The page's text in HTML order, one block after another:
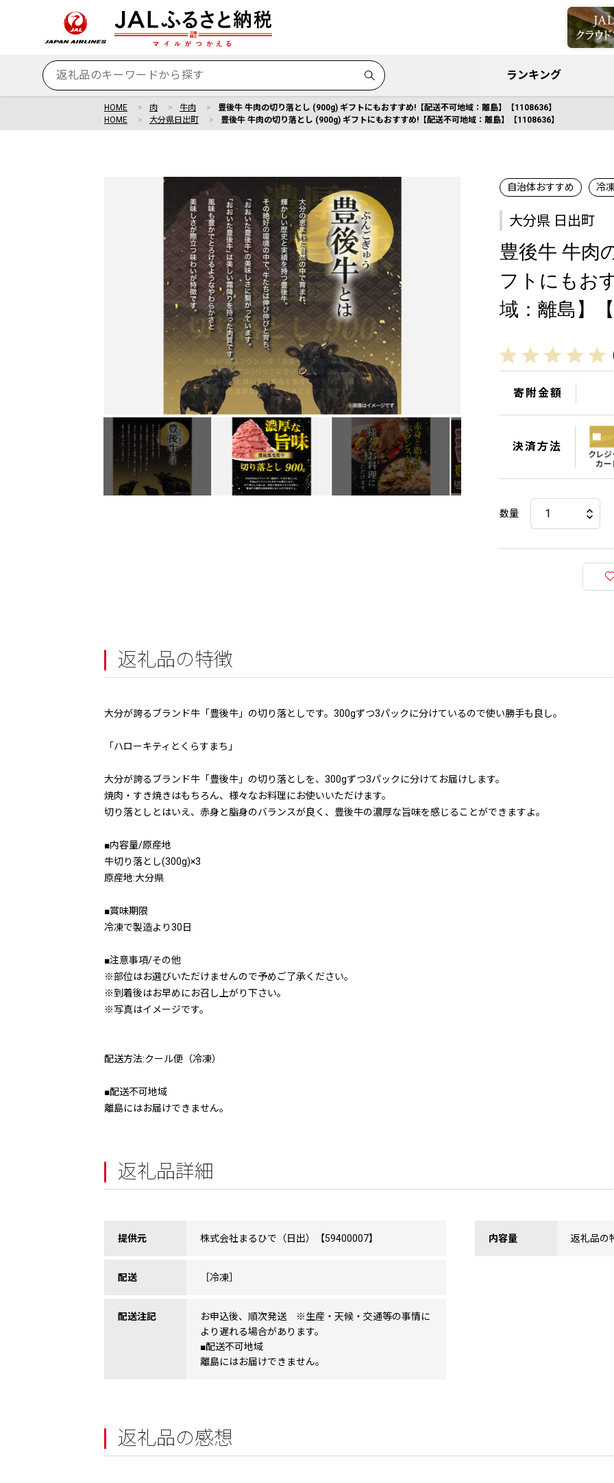
ランキング
HOME 肉 牛肉
豊後牛 牛肉の切り落とし (900g) ギフトにもおすすめ!【配送不可地域：離島】【1108636】
HOME
大分県日出町 豊後牛 牛肉の切り落とし (900g) ギフトにもおすすめ!【配送不可地域：離島】【1108636】
自治体おすすめ 冷
大分県 日出町
豊後牛 牛肉
フトにもお
域：離島】【
寄附金額
決済方法
数量
返礼品の特徴
大分が誇るブランド牛「豊後牛」の切り落としです。300gずつ3パックに分けているので使い勝手も良し。
「ハローキティとくらすまち」
大分が誇るブランド牛「豊後牛」の切り落としを、300gずつ3パックに分けてお届けします。
焼肉・すき焼きはもちろん、様々なお料理にお使いいただけます。
切り落としとはいえ、赤身と脂身のバランスが良く、豊後牛の濃厚な旨味を感じることができますよ。
■内容量/原産地
牛切り落とし(300g)×3
原産地:大分県
■賞味期限
冷凍で製造より30日
■注意事項/その他
※部位はお選びいただけませんので予めご了承ください。
※到着後はお早めにお召し上がり下さい。
※写真はイメージです。
配送方法:クール便（冷凍）
■配送不可地域
離島にはお届けできません。
返礼品詳細
提供元 株式会社まるひで（日出）【59400007】
配送 ［冷凍］
配送注記
お申込後、順次発送 ※生産・天候・交通等の事情に
より遅れる場合があります。
■配送不可地域
離島にはお届けできません。
内容量 返礼品の
返礼品の感想